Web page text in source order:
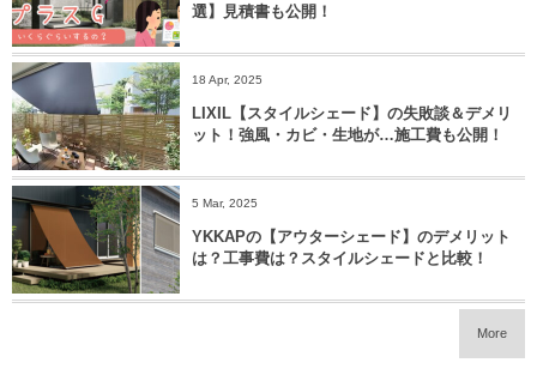
選】見積書も公開！
18 Apr, 2025
LIXIL【スタイルシェード】の失敗談＆デメリ
ット！強風・カビ・生地が…施工費も公開！
5 Mar, 2025
YKKAPの【アウターシェード】のデメリット
は？工事費は？スタイルシェードと比較！
More